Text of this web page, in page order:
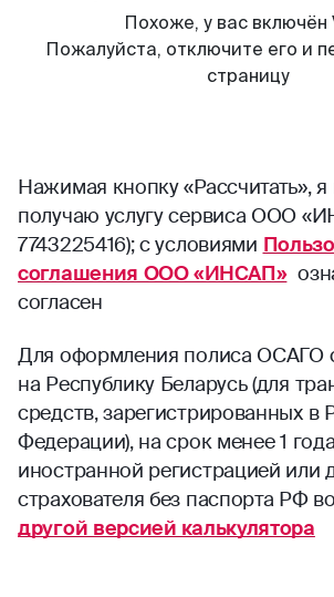
Нажимая кнопку «Рассчитать»,
получаю услугу сервиса ООО
7743225416); с условиями
соглашения ООО «ИНСАП»
согласен
Для оформления полиса ОСАГО
на Республику Беларусь (для
средств, зарегистрированных в
Федерации), на срок менее 1
иностранной регистрацией или
страхователя без паспорта РФ
другой версией калькулятора